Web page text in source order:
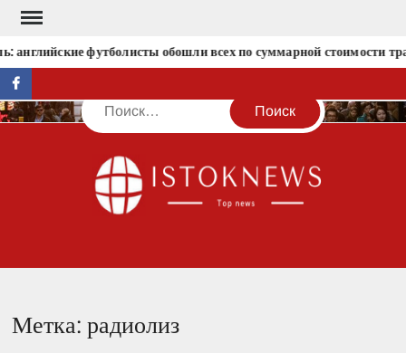
Перейти
содержимомуфутболисты обошли всех по суммарной стоимости
facebook
Поиск
Метка:радиолиз